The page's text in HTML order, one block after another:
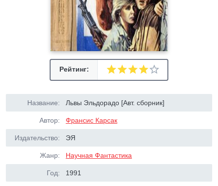
Рейтинг:
Название: Львы Эльдорадо [Авт. сборник]
Автор: Франсис Карсак
Издательство: ЭЯ
Жанр: Научная Фантастика
Год: 1991